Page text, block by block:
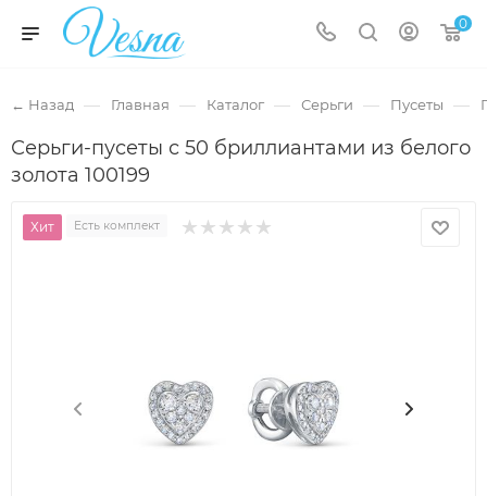
0
← Назад — Главная — Каталог — Серьги — Пусеты —
Серьги-пусеты с 50 бриллиантами из белого
золота 100199
Хит Есть комплект